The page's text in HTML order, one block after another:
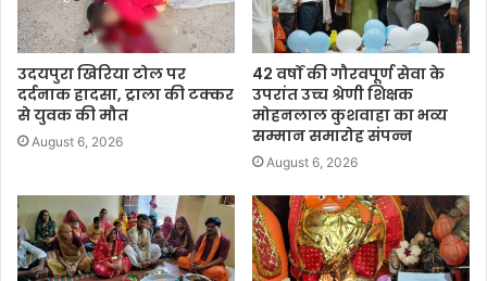
उदयपुरा खिरिया टोल पर
दर्दनाक हादसा, ट्राला की टक्कर
से युवक की मौत
August 6, 2026
42 वर्षों की गौरवपूर्ण सेवा के
उपरांत उच्च श्रेणी शिक्षक
मोहनलाल कुशवाहा का भव्य
सम्मान समारोह संपन्न
August 6, 2026